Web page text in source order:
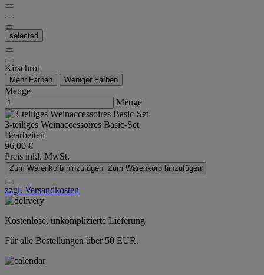
selected
Kirschrot
Mehr Farben Weniger Farben
Menge
Menge
3-teiliges Weinaccessoires Basic-Set
Bearbeiten
96,00 €
Preis inkl. MwSt.
Zum Warenkorb hinzufügen Zum Warenkorb hinzufügen
zzgl. Versandkosten
Kostenlose, unkomplizierte Lieferung
Für alle Bestellungen über 50 EUR.